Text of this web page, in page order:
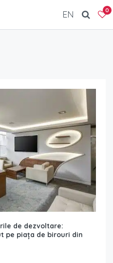
0
EN
de dezvoltare:
pe piața de birouri din